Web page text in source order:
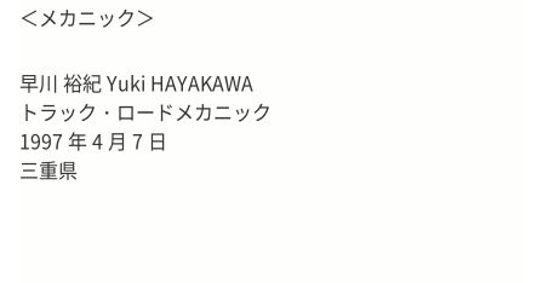
＜メカニック＞
早川 裕紀 Yuki HAYAKAWA
トラック・ロードメカニック
1997 年 4 月 7 日
三重県